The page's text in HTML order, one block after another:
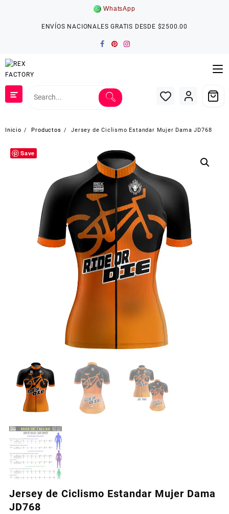
WhatsApp
ENVÍOS NACIONALES GRATIS DESDE $2500.00
Inicio Productos Jersey de Ciclismo Estandar Mujer Dama JD768
Save
Jersey de Ciclismo Estandar Mujer Dama
JD768